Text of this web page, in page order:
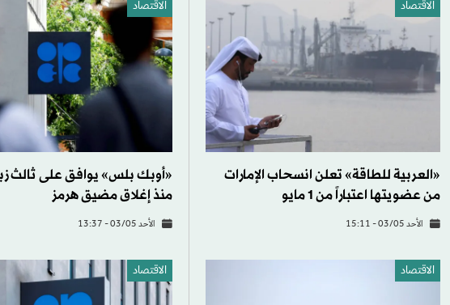
الاقتصاد
«العربية للطاقة» تعلن انسحاب الإمارات
من عضويتها اعتباراً من 1 مايو
الأحد 03/05 - 15:11
الاقتصاد
«أوبك بلس» يوافق على ثالث
منذ إغلاق مضيق هرمز
الأحد 03/05 - 13:37
الاقتصاد الاقتصاد